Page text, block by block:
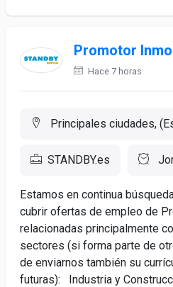
Promotor
Hace 7 horas
Principales ciudades,
STANDBY.es
Estamos en continua
cubrir ofertas de empleo de
relacionadas principalmente
sectores (si forma parte de
de enviarnos también su
futuras): Industria y